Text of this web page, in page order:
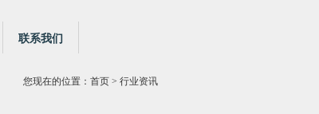
联系我们
您现在的位置： 首页 > 行业资讯